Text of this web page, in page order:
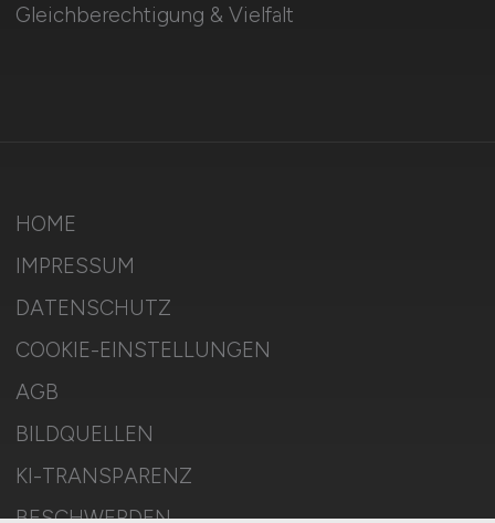
Gleichberechtigung & Vielfalt
HOME
IMPRESSUM
DATENSCHUTZ
COOKIE-EINSTELLUNGEN
AGB
BILDQUELLEN
KI-TRANSPARENZ